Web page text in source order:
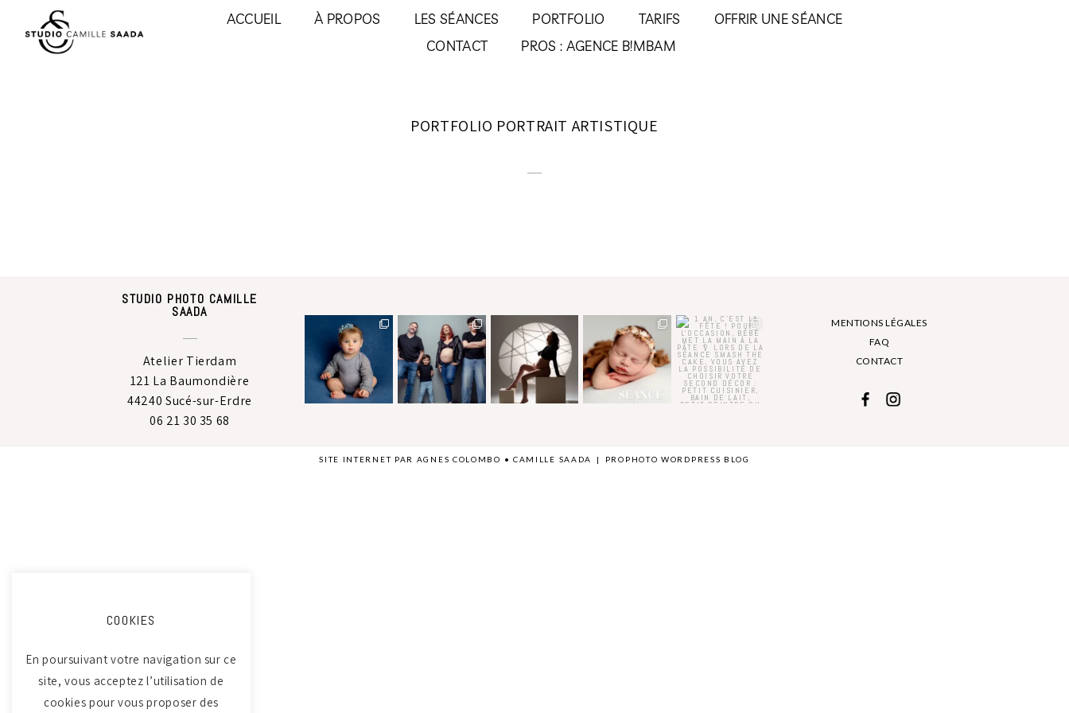
ACCUEIL À PROPOS LES SÉANCES PORTFOLIO TARIFS
OFFRIR UNE SÉANCE
CONTACT
PROS : AGENCE B!MBAM
PORTFOLIO PORTRAIT ARTISTIQUE
STUDIO PHOTO CAMILLE
SAADA
Atelier Tierdam
121 La Baumondière
44240 Sucé-sur-Erdre
06 21 30 35 68
MENTIONS LÉGALES
FAQ
CONTACT
SITE INTERNET PAR AGNES COLOMBO • CAMILLE SAADA | PROPHOTO WORDPRESS BLOG
COOKIES
En poursuivant votre navigation sur ce
site, vous acceptez l’utilisation de
cookies pour vous proposer des